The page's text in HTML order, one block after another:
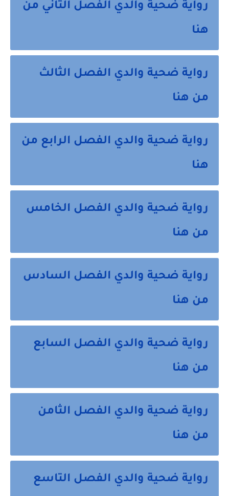
رواية ضحية والدي الفصل الثاني من
هنا
رواية ضحية والدي الفصل الثالث
من هنا
رواية ضحية والدي الفصل الرابع من
هنا
رواية ضحية والدي الفصل الخامس
من هنا
رواية ضحية والدي الفصل السادس
من هنا
رواية ضحية والدي الفصل السابع
من هنا
رواية ضحية والدي الفصل الثامن
من هنا
رواية ضحية والدي الفصل التاسع